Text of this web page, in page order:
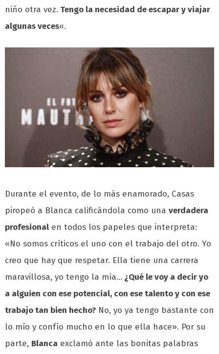
niño otra vez. Tengo la necesidad de escapar y viajar
algunas veces«.
Durante el evento, de lo más enamorado, Casas
piropeó a Blanca calificándola como una verdadera
profesional en todos los papeles que interpreta:
«No somos críticos el uno con el trabajo del otro. Yo
creo que hay que respetar. Ella tiene una carrera
maravillosa, yo tengo la mía… ¿Qué le voy a decir yo
a alguien con ese potencial, con ese talento y con ese
trabajo tan bien hecho? No, yo ya tengo bastante con
lo mío y confío mucho en lo que ella hace». Por su
parte, Blanca exclamó ante las bonitas palabras